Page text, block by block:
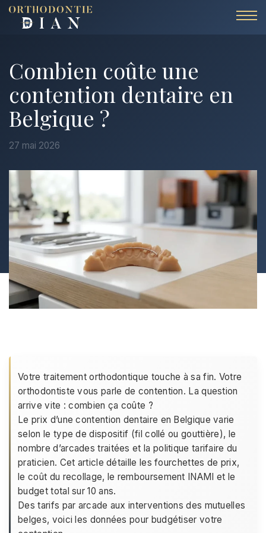
Aller au contenu
Combien coûte une
contention dentaire en
Belgique ?
27 mai 2026
Votre traitement orthodontique touche à sa fin. Votre
orthodontiste vous parle de contention. La question
arrive vite : combien ça coûte ?
Le prix d’une contention dentaire en Belgique varie
selon le type de dispositif (fil collé ou gouttière), le
nombre d’arcades traitées et la politique tarifaire du
praticien. Cet article détaille les fourchettes de prix,
le coût du recollage, le remboursement INAMI et le
budget total sur 10 ans.
Des tarifs par arcade aux interventions des mutuelles
belges, voici les données pour budgétiser votre